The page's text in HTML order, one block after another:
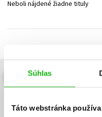
Súhlas
Táto webstránka
Výchova a pedagogika
Neboli nájdené žiadne tituly
Budete to vedieť
výhodná zľava, aká beží súťaž